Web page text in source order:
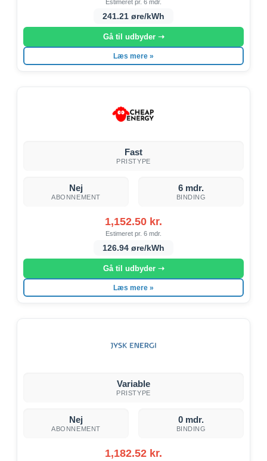
Estimeret pr. 6 mdr.
241.21 øre/kWh
Gå til udbyder ➝
Læs mere »
Fast
PRISTYPE
Nej
ABONNEMENT
6 mdr.
BINDING
1,152.50 kr.
Estimeret pr. 6 mdr.
126.94 øre/kWh
Gå til udbyder ➝
Læs mere »
Variable
PRISTYPE
Nej
ABONNEMENT
0 mdr.
BINDING
1,182.52 kr.